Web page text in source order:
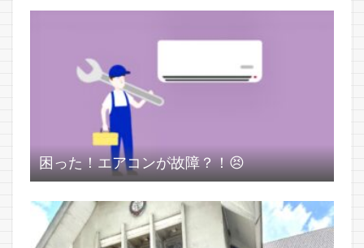
困った！エアコンが故障？！😣